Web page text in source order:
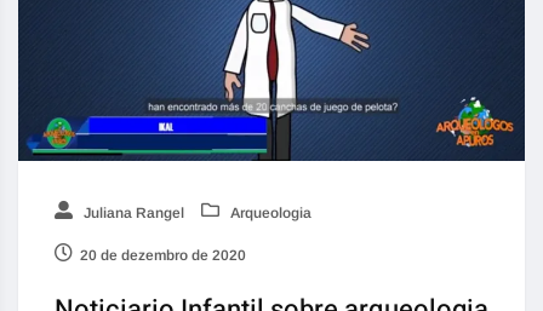
Juliana Rangel Arqueologia
20 de dezembro de 2020